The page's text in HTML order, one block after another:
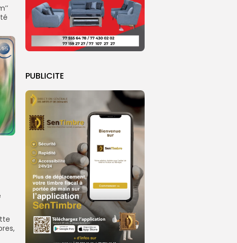
PUBLICITE